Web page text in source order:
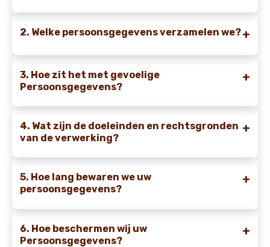
2. Welke persoonsgegevens verzamelen we?
3. Hoe zit het met gevoelige
Persoonsgegevens?
4. Wat zijn de doeleinden en rechtsgronden
van de verwerking?
5. Hoe lang bewaren we uw
persoonsgegevens?
6. Hoe beschermen wij uw
Persoonsgegevens?